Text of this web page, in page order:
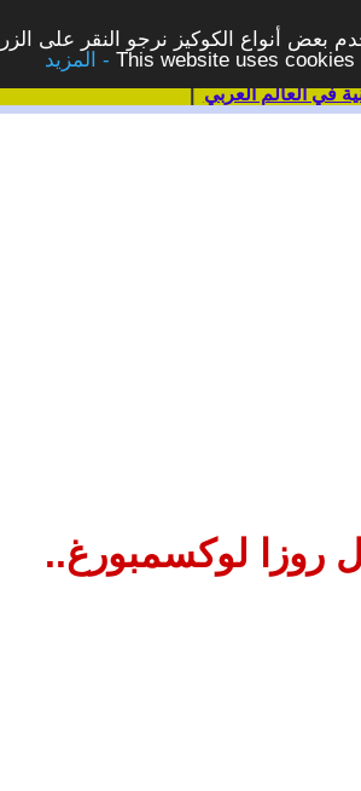
بعض أنواع الكوكيز نرجو النقر على
This website uses
|
روزا لوكسمبورغ..